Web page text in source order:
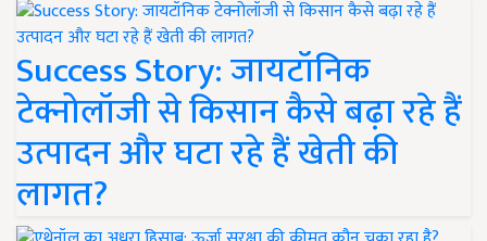
Success Story: जायटॉनिक
टेक्नोलॉजी से किसान कैसे बढ़ा रहे हैं
उत्पादन और घटा रहे हैं खेती की
लागत?